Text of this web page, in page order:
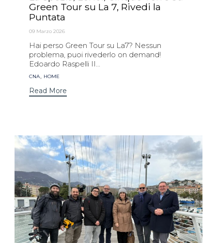
Green Tour su La 7, Rivedi la
Puntata
09 Marzo 2026
Hai perso Green Tour su La7? Nessun
problema, puoi rivederlo on demand!
Edoardo Raspelli II...
Tags
CNA, HOME
Read More